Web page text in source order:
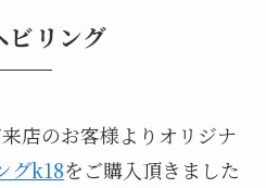
ビリング
店のお客様よりオリジナ
グk18をご購入頂きました